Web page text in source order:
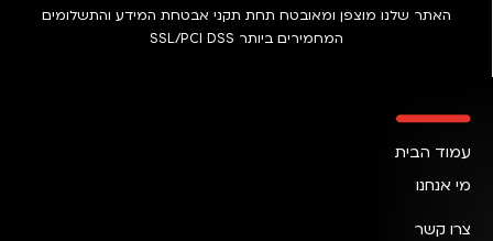
האתר שלנו מוצפן ומאובטח תחת תקני אבטחת המידע והתשלומים
המחמירים ביותר SSL/PCI DSS
עמוד הבית
מי אנחנו
צרו קשר